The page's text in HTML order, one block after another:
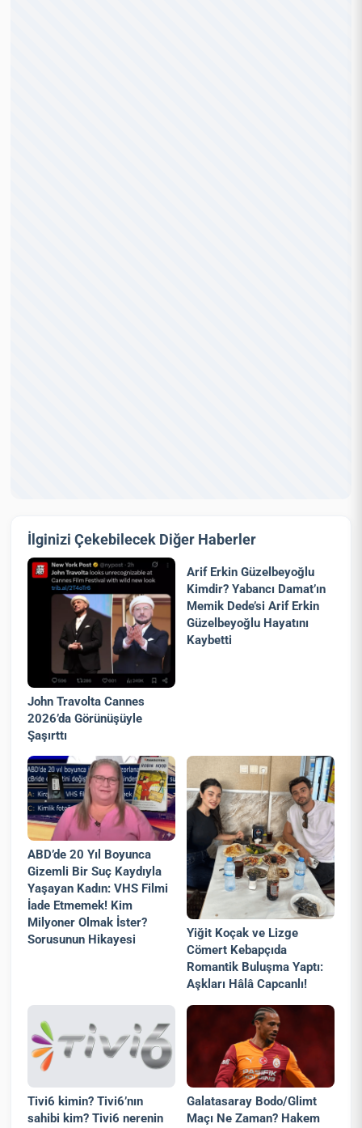
İlginizi Çekebilecek Diğer Haberler
John Travolta Cannes
2026’da Görünüşüyle
Şaşırttı
Arif Erkin Güzelbeyoğlu
Kimdir? Yabancı Damat’ın
Memik Dede’si Arif Erkin
Güzelbeyoğlu Hayatını
Kaybetti
ABD’de 20 Yıl Boyunca
Gizemli Bir Suç Kaydıyla
Yaşayan Kadın: VHS Filmi
İade Etmemek! Kim
Milyoner Olmak İster?
Sorusunun Hikayesi
Yiğit Koçak ve Lizge
Cömert Kebapçıda
Romantik Buluşma Yaptı:
Aşkları Hâlâ Capcanlı!
Tivi6 kimin? Tivi6’nın
sahibi kim? Tivi6 nerenin
Galatasaray Bodo/Glimt
Maçı Ne Zaman? Hakem